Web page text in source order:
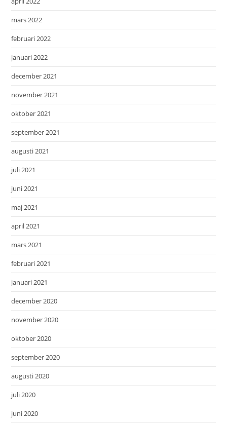
mars 2022
februari 2022
januari 2022
december 2021
november 2021
oktober 2021
september 2021
augusti 2021
juli 2021
juni 2021
maj 2021
april 2021
mars 2021
februari 2021
januari 2021
december 2020
november 2020
oktober 2020
september 2020
augusti 2020
juli 2020
juni 2020